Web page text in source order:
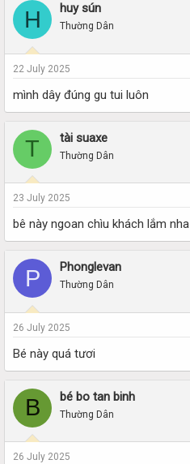
H huy sún
Thường Dân
22 July 2025
mình dây đúng gu tui luôn
T tài suaxe
Thường Dân
23 July 2025
bê này ngoan chìu khách lắm nha
P Phonglevan
Thường Dân
26 July 2025
Bé này quá tươi
B bé bo tan binh
Thường Dân
26 July 2025